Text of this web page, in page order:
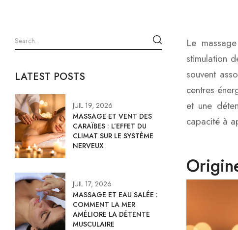
LATEST POSTS
JUIL 19, 2026
MASSAGE ET VENT DES
CARAÏBES : L’EFFET DU
CLIMAT SUR LE SYSTÈME
NERVEUX
JUIL 17, 2026
MASSAGE ET EAU SALÉE :
COMMENT LA MER
AMÉLIORE LA DÉTENTE
MUSCULAIRE
Le
stimulation
souvent
centres
et une
capacité à